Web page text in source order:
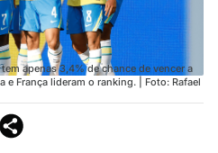
apenas 3,4% de chance de vencer a
França lideram o ranking. | Foto: Rafael